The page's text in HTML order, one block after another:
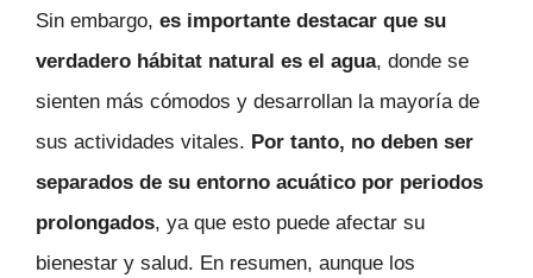
Sin embargo, es importante destacar que su
verdadero hábitat natural es el agua, donde se
sienten más cómodos y desarrollan la mayoría de
sus actividades vitales. Por tanto, no deben ser
separados de su entorno acuático por periodos
prolongados, ya que esto puede afectar su
bienestar y salud. En resumen, aunque los